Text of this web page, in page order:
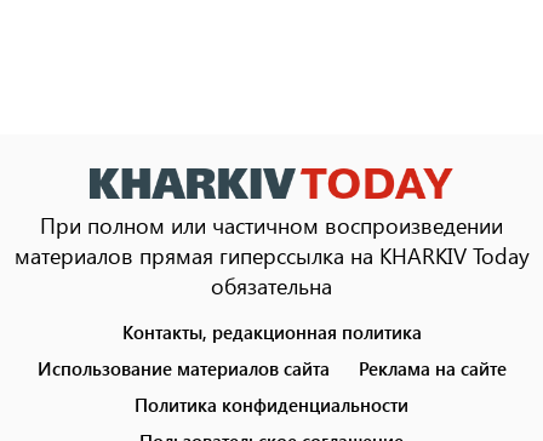
При полном или частичном воспроизведении
материалов прямая гиперссылка на KHARKIV Today
обязательна
menu
Контакты, редакционная политика
Использование материалов сайта
Реклама на сайте
Политика конфиденциальности